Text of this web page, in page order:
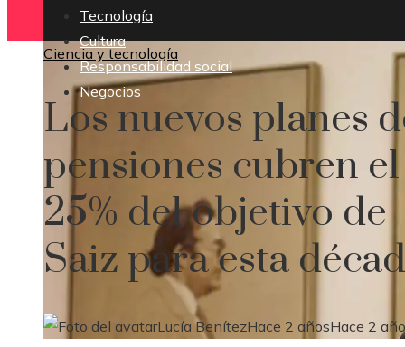
Tecnología
Cultura
Responsabilidad social
Negocios
Ciencia y tecnología
Los nuevos planes
pensiones cubren el
25% del objetivo de
Saiz para esta
Lucía BenítezHace 2 añosHace 2